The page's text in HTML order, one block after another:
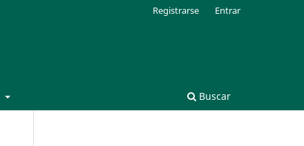
Buscar
Registrarse Entrar